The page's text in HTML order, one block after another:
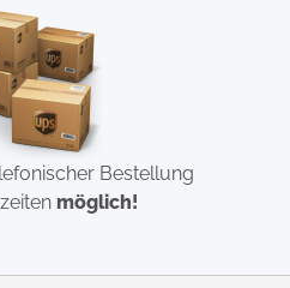
Bestellung
möglich!